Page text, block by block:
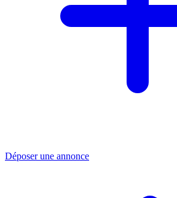
Déposer une annonce